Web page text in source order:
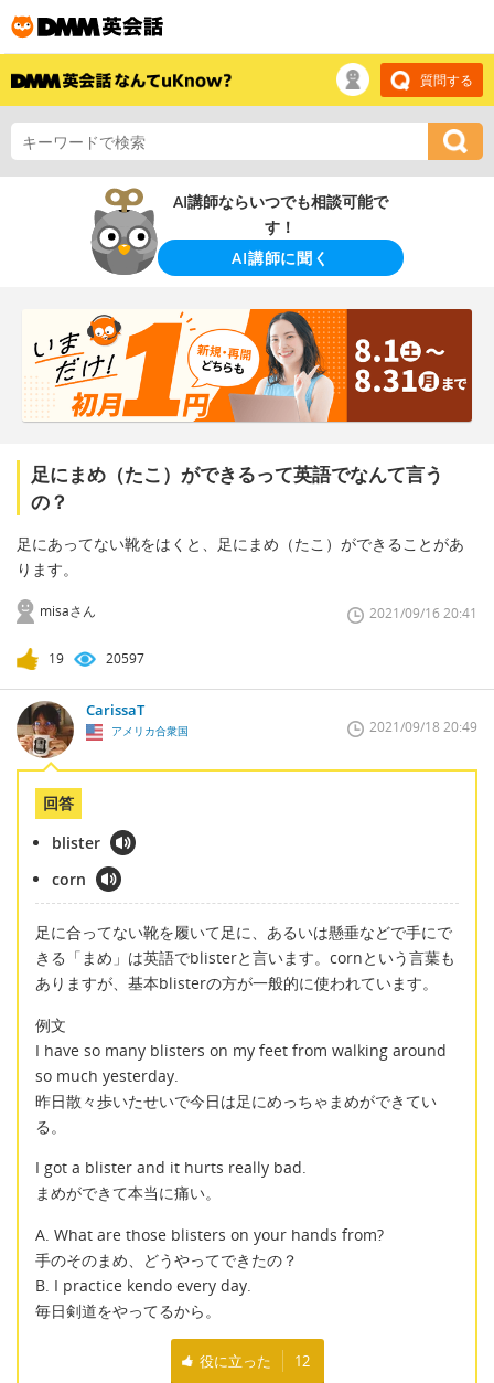
質問する
AI講師ならいつでも相談可能で
す！
AI講師に聞く
足にまめ（たこ）ができるって英語でなんて言う
の？
足にあってない靴をはくと、足にまめ（たこ）ができることがあ
ります。
misaさん 2021/09/16 20:41
19 20597
CarissaT
アメリカ合衆国 2021/09/18 20:49
回答
blister
corn
足に合ってない靴を履いて足に、あるいは懸垂などで手にで
きる「まめ」は英語でblisterと言います。cornという言葉も
ありますが、基本blisterの方が一般的に使われています。
例文
I have so many blisters on my feet from walking around
so much yesterday.
昨日散々歩いたせいで今日は足にめっちゃまめができてい
る。
I got a blister and it hurts really bad.
まめができて本当に痛い。
A. What are those blisters on your hands from?
手のそのまめ、どうやってできたの？
B. I practice kendo every day.
毎日剣道をやってるから。
役に立った 12